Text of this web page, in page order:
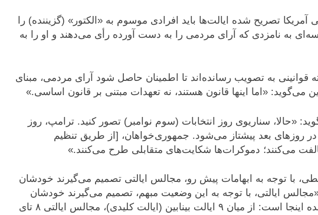
تصریح شده ایالت‌ها باید افرادی موسوم به «الکتور» (گزیننده) را
به نامزدی که آرای مردمی را به دست آورده رأی می‌دهند و او را به
قوانینی به تصویب رسانده‌اند تا اطمینان حاصل شود آرای مردمی، مبنای
می‌گوید: «اما اینها قانون هستند، نه تعهدات مبتنی بر قانون اساسی.»
«حالا، سناریوی روز انتخابات (سوم نوامبر) تصور کنید. ترامپ، روز
در روزهای بعد پیشتاز می‌شود. جمهوری‌خواهان، [از طریق تنظیم
می‌کنند؛ دموکرات‌ها شکایت‌های متقابلی طرح می‌کنند.»
با توجه به ابهامات پیش رو، مجالس ایالتی تصمیم می‌گیرند خودشان
«مجالس ایالتی، با توجه به این وضعیت مبهم، تصمیم می‌گیرند خودشان
الکتورها را انتخاب کنند. مسئله نگران‌کننده اینجا است: از میان ۹ ایالت بینابین (ایالت کلیدی)، مجالس ایالتی ۸ تای